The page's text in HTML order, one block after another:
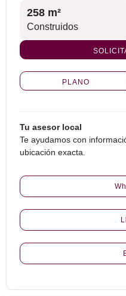
258 m²
Construidos
PLANO
Tu asesor local
Te ayudamos con
ubicación exacta.